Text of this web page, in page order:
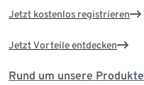
Jetzt kostenlos registrieren
Jetzt Vorteile entdecken
Rund um unsere Produkte